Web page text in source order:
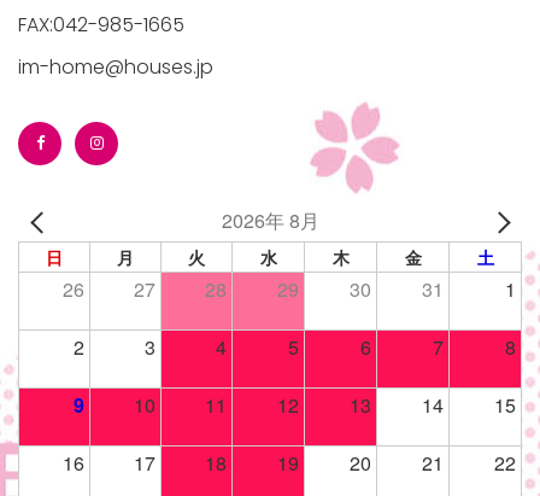
FAX:042-985-1665
im-home@houses.jp
2026年 8月
日 月 火 水 木 金 土
26 27 28 29 30 31 1
2 3 4 5 6 7 8
9 10 11 12 13 14 15
16 17 18 19 20 21 22